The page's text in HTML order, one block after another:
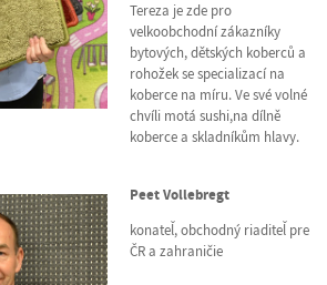
Tereza je zde pro
velkoobchodní zákazníky
bytových, dětských koberců a
rohožek se specializací na
koberce na míru. Ve své volné
chvíli motá sushi,na dílně
koberce a skladníkům hlavy.
Peet Vollebregt
konateľ, obchodný riaditeľ pre
ČR a zahraničie